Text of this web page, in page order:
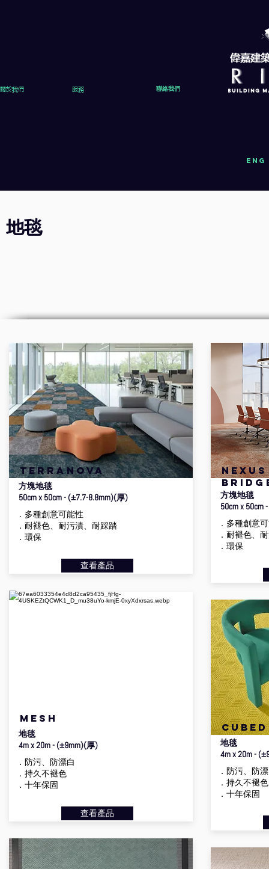
關於我們 服務 聯絡我們
eng
地毯
terranova
方塊地毯
50cm x 50cm - (±7.7-8.8mm)(厚)
．多種創意可能性
．耐褪色、耐污漬、耐踩踏
．環保
查看產品
mesh
地毯
4m x 20m - (±9mm)(厚)
．防污、防漂白
．持久不褪色
．十年保固
查看產品
方塊地毯
50cm x 50cm
．多種創意
．耐褪色、
．環保
cubed
地毯
4m x 20m -
．防污、防
．持久不褪色
．十年保固